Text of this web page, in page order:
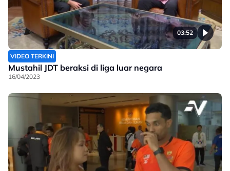
03:52
VIDEO TERKINI
Mustahil JDT beraksi di liga luar negara
16/04/2023